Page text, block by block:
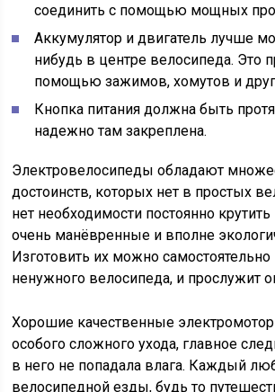
соединить с помощью мощных
Аккумулятор и двигатель лучше
нибудь в центре велосипеда. Это
помощью зажимов, хомутов и
Кнопка питания должна быть
надежно там закреплена.
Электровелосипеды обладают
достоинств, которых нет в простых
нет необходимости постоянно
очень манёвренные и вполне
Изготовить их можно самостоятельно
ненужного велосипеда, и прослужит
Хорошие качественные
особого сложного ухода, главное
в него не попадала влага. Каждый
велосипедной езды, будь то